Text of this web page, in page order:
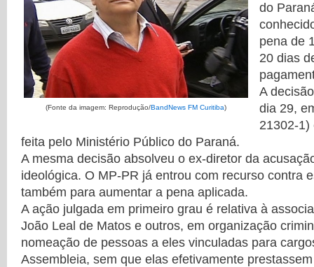
(Fonte da imagem: Reprodução/BandNews FM Curitiba)
do
pena de
20 dias
A
dia 29,
21302-1)
feita pelo Ministério Público do Paraná.
A mesma decisão absolveu o ex-diretor da
ideológica. O MP-PR já entrou com recurso contra
também para aumentar a pena aplicada.
A ação julgada em primeiro grau é relativa à
João Leal de Matos e outros, em organização
nomeação de pessoas a eles vinculadas para
Assembleia, sem que elas efetivamente